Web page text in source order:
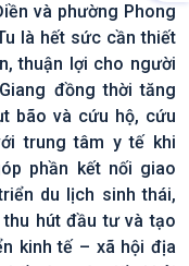
và phường Phong
là hết sức cần thiết
thuận lợi cho người
đồng thời tăng
bão và cứu hộ, cứu
trung tâm y tế khi
phần kết nối giao
du lịch sinh thái,
hút đầu tư và tạo
kinh tế – xã hội địa